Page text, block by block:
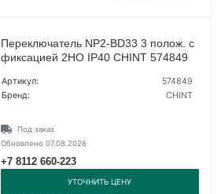
Переключатель NP2-BD33 3 полож. с
фиксацией 2НО IP40 CHINT 574849
Артикул:
574849
Бренд:
CHINT
Под заказ
Обновлено 07.08.2026
+7 8112 660-223
УТОЧНИТЬ ЦЕНУ